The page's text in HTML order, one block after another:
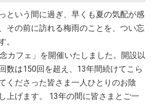
クリスマス会です。可能な方は500円程
持参ください。
6周年記念イベントです 10:00-11:25 第1
13:00 第2部 記念イベント 演奏会＆
料ですが、事前申込みが必要です。
という間に過ぎ、早くも夏の気配が感
その前に訪れる梅雨のことを、つい忘
。
カフェ」を開催いたしました。開設以
数は150回を超え、13年間続けてこら
くださった皆さま一人ひとりのお陰
上げます。 13年の間に皆さまとご一